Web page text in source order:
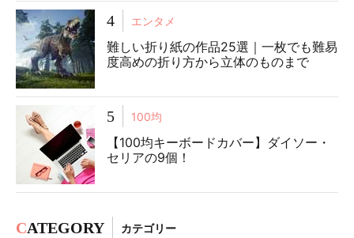
4 エンタメ
難しい折り紙の作品25選｜一枚でも難易
度高めの折り方から立体のものまで
5 100均
【100均キーボードカバー】ダイソー・
セリアの9個！
CATEGORY カテゴリー